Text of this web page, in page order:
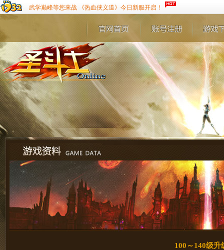
武学巅峰等您来战 《热血侠义道》今日新服开启！
100～140级升